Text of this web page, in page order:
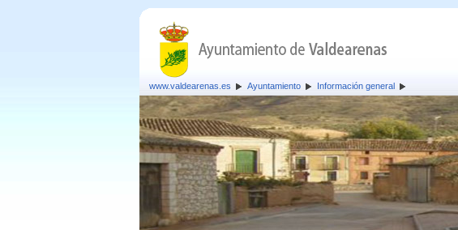
www.valdearenas.es Ayuntamiento Información general